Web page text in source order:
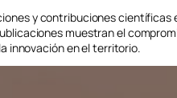
y contribuciones
muestran el
innovación en el territorio.